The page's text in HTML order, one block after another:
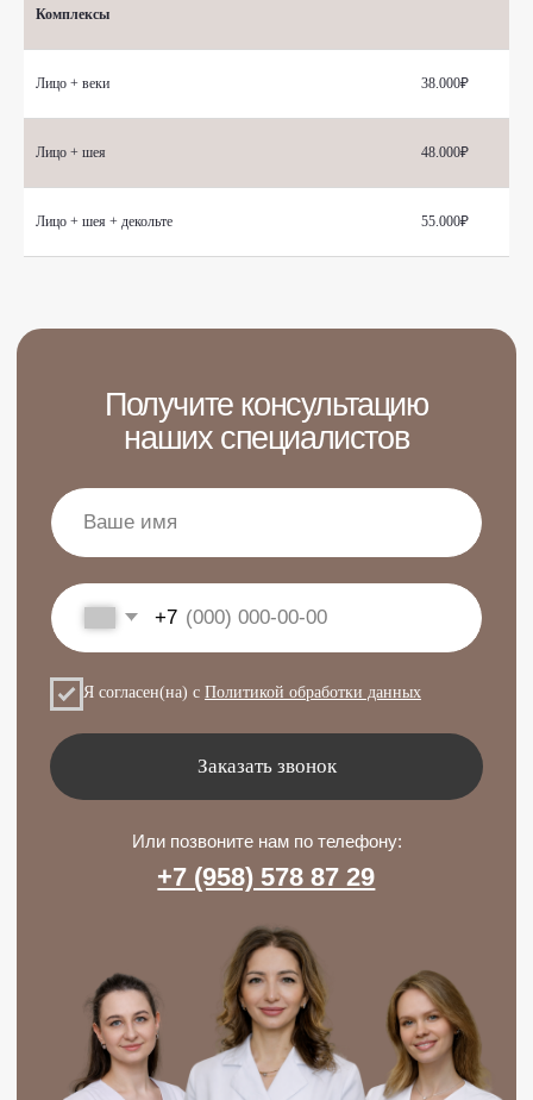
Комплексы
Лицо + веки 38.000₽
Лицо + шея 48.000₽
Лицо + шея + декольте 55.000₽
Или позвоните нам по телефону:
+7 (958) 578 87 29
ПН-ПТ с 9 до 21 | СБ с 10 до 20
info@clinica-nn.ru
Вопросы и предложения
и красивее, чтобы у вас были силы и желание
жить, и творить для себя и своих детей!
Начните с разговора